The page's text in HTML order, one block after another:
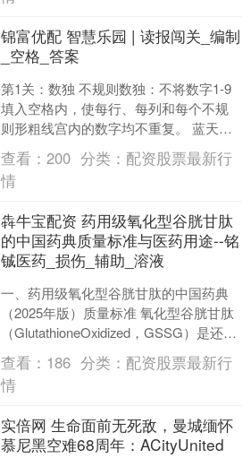
锦富优配 智慧乐园 | 读报闯关_编制
_空格_答案
第1关：数独 不规则数独：不将数字1-9
填入空格内，使每行、每列和每个不规
则形粗线宫内的数字均不重复。 蓝天编
制 答案： 第2关：趣组词牌名 请在下图
每行城市地....
查看：200 分类： 配资股票最新行
情
犇牛宝配资 药用级氧化型谷胱甘肽
的中国药典质量标准与医药用途--铭
铖医药_损伤_辅助_溶液
一、药用级氧化型谷胱甘肽的中国药典
（2025年版）质量标准 氧化型谷胱甘肽
（GlutathioneOxidized，GSSG）是还原
型谷胱甘肽（GSH）的氧化形....
查看： 186 分类： 配资股票最新行
情
实倍网 生命面前无死敌，曼城缅怀
慕尼黑空难68周年：ACityUnited